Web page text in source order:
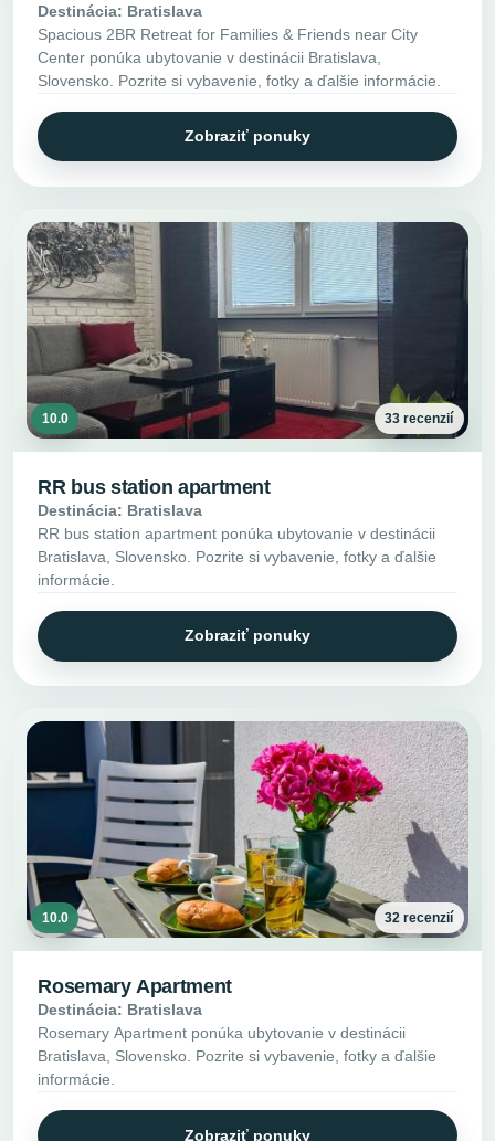
Destinácia: Bratislava
Spacious 2BR Retreat for Families & Friends near City
Center ponúka ubytovanie v destinácii Bratislava,
Slovensko. Pozrite si vybavenie, fotky a ďalšie informácie.
Zobraziť ponuky
10.0 33 recenzií
RR bus station apartment
Destinácia: Bratislava
RR bus station apartment ponúka ubytovanie v destinácii
Bratislava, Slovensko. Pozrite si vybavenie, fotky a ďalšie
informácie.
Zobraziť ponuky
10.0 32 recenzií
Rosemary Apartment
Destinácia: Bratislava
Rosemary Apartment ponúka ubytovanie v destinácii
Bratislava, Slovensko. Pozrite si vybavenie, fotky a ďalšie
informácie.
Zobraziť ponuky